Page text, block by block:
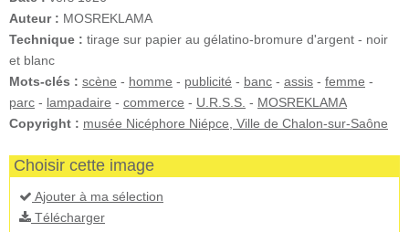
Auteur : MOSREKLAMA
Technique : tirage sur papier au gélatino-bromure d'argent - noir
et blanc
Mots-clés : scène - homme - publicité - banc - assis - femme -
parc - lampadaire - commerce - U.R.S.S. - MOSREKLAMA
Copyright : musée Nicéphore Niépce, Ville de Chalon-sur-Saône
Choisir cette image
Ajouter à ma sélection
Télécharger